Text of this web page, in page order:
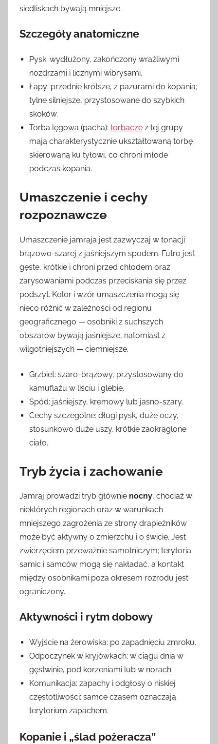
siedliskach bywają mniejsze.
Szczegóły anatomiczne
Pysk: wydłużony, zakończony wrażliwymi
nozdrzami i licznymi wibrysami.
Łapy: przednie krótsze, z pazurami do kopania;
tylne silniejsze, przystosowane do szybkich
skoków.
Torba lęgowa (pacha): torbacze z tej grupy
mają charakterystycznie ukształtowaną torbę
skierowaną ku tyłowi, co chroni młode
podczas kopania.
Umaszczenie i cechy
rozpoznawcze
Umaszczenie jamraja jest zazwyczaj w tonacji
brązowo-szarej z jaśniejszym spodem. Futro jest
gęste, krótkie i chroni przed chłodem oraz
zarysowaniami podczas przeciskania się przez
podszyt. Kolor i wzór umaszczenia mogą się
nieco różnić w zależności od regionu
geograficznego — osobniki z suchszych
obszarów bywają jaśniejsze, natomiast z
wilgotniejszych — ciemniejsze.
Grzbiet: szaro-brązowy, przystosowany do
kamuflażu w liściu i glebie.
Spód: jaśniejszy, kremowy lub jasno-szary.
Cechy szczególne: długi pysk, duże oczy,
stosunkowo duże uszy, krótkie zaokrąglone
ciało.
Tryb życia i zachowanie
Jamraj prowadzi tryb głównie nocny, chociaż w
niektórych regionach oraz w warunkach
mniejszego zagrożenia ze strony drapieżników
może być aktywny o zmierzchu i o świcie. Jest
zwierzęciem przeważnie samotniczym; terytoria
samic i samców mogą się nakładać, a kontakt
między osobnikami poza okresem rozrodu jest
ograniczony.
Aktywności i rytm dobowy
Wyjście na żerowiska: po zapadnięciu zmroku.
Odpoczynek w kryjówkach: w ciągu dnia w
gęstwinie, pod korzeniami lub w norach.
Komunikacja: zapachy i odgłosy o niskiej
częstotliwości; samce czasem oznaczają
terytorium zapachem.
Kopanie i „ślad pożeracza”